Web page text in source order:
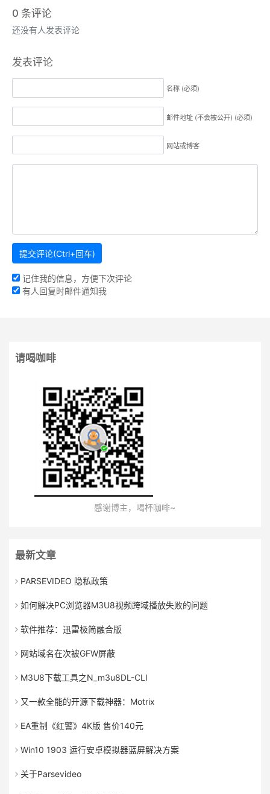
0 条评论
还没有人发表评论
发表评论
名称 (必须)
邮件地址 (不会被公开) (必须)
网站或博客
记住我的信息，方便下次评论
有人回复时邮件通知我
请喝咖啡
感谢博主，喝杯咖啡~
最新文章
PARSEVIDEO 隐私政策
如何解决PC浏览器M3U8视频跨域播放失败的问题
软件推荐：迅雷极简融合版
网站域名在次被GFW屏蔽
M3U8下载工具之N_m3u8DL-CLI
又一款全能的开源下载神器：Motrix
EA重制《红警》4K版 售价140元
Win10 1903 运行安卓模拟器蓝屏解决方案
关于Parsevideo